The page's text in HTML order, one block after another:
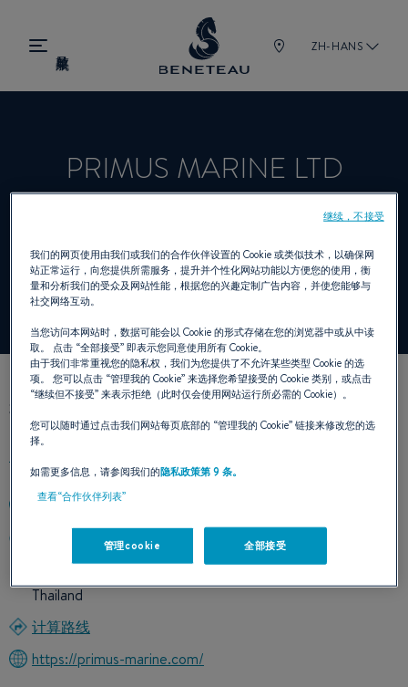
ZH-HANS
PRIMUS MARINE LTD
BENETEAU
我们的联络方式
+6698 958 1000
45/47-48 Moo 10 South Pattaya Road, Nongprue
Banglamung Chonburi
Thailand
计算路线
https://primus-marine.com/
我们的网页使用由我们或我们的合作伙伴设置的 Cookie 或类似技术，以确保网
站正常运行，向您提供所需服务，提升并个性化网站功能以方便您的使用，衡
量和分析我们的受众及网站性能，根据您的兴趣定制广告内容，并使您能够与
社交网络互动。
当您访问本网站时，数据可能会以 Cookie 的形式存储在您的浏览器中或从中读
取。 点击 “全部接受”即表示您同意使用所有 Cookie。
由于我们非常重视您的隐私权，我们为您提供了不允许某些类型 Cookie 的选
项。 您可以点击 “管理我的 Cookie”来选择您希望接受的 Cookie 类别，或点击
“继续但不接受”来表示拒绝（此时仅会使用网站运行所必需的 Cookie）。
您可以随时通过点击我们网站每页底部的 “管理我的 Cookie”链接来修改您的选
择。
如需更多信息，请参阅我们的隐私政策第 9 条。
查看“合作伙伴列表”
管理cookie 全部接受
继续，不接受